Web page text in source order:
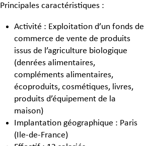
Principales caractéristiques :
Activité : Exploitation d’un fonds de
commerce de vente de produits
issus de l’agriculture biologique
(denrées alimentaires,
compléments alimentaires,
écoproduits, cosmétiques, livres,
produits d’équipement de la
maison)
Implantation géographique : Paris
(Ile-de-France)